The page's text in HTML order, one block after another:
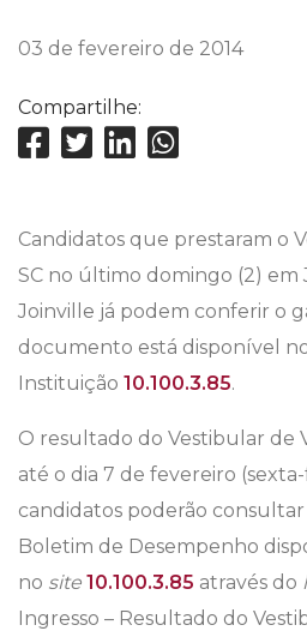
03 de fevereiro de 2014
Compartilhe:
Candidatos que prestaram o
SC no último domingo (2) em
Joinville já podem conferir o
documento está disponível
Instituição 10.100.3.85.
O resultado do Vestibular de
até o dia 7 de fevereiro
candidatos poderão consultar
Boletim de Desempenho
no site 10.100.3.85 através do
Ingresso – Resultado do